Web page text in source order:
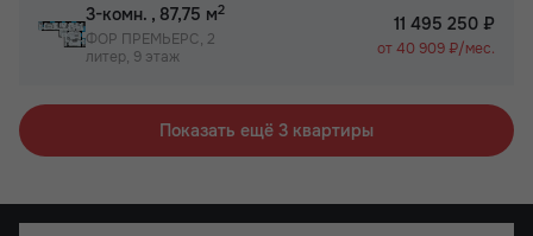
3-комн. , 87,75 м2
ФОР ПРЕМЬЕРС, 2
литер, 9 этаж
11 495 250 ₽
от 40 909 ₽/мес.
Показать ещё 3 квартиры